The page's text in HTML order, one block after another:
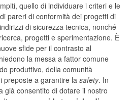
quello di individuare i criteri e le
pareri di conformità dei progetti di
di sicurezza tecnica, nonché
progetti e sperimentazione. È
sfide per il contrasto al
la messa a fattor comune
produttivo, della comunità
preposte a garantire la safety. In
già consentito di dotare il nostro